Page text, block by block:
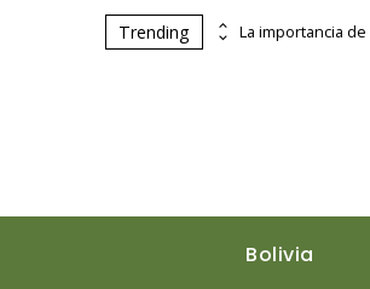
Trending Las ecuaciones históricas que moldearon la civilización moderna
Bolivia